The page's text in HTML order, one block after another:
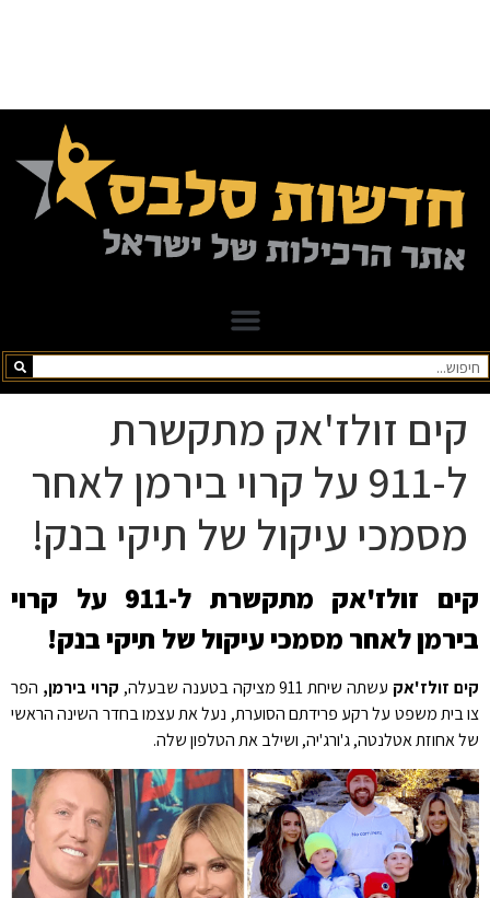
קים זולז'אק מתקשרת
ל-911 על קרוי בירמן לאחר
מסמכי עיקול של תיקי בנק!
קים זולז'אק מתקשרת ל-911 על קרוי
בירמן לאחר מסמכי עיקול של תיקי בנק!
קים זולז'אק עשתה שיחת 911 מציקה בטענה שבעלה, קרוי בירמן, הפר
צו בית משפט על רקע פרידתם הסוערת, נעל את עצמו בחדר השינה הראשי
של אחוזת אטלנטה, ג'ורג'יה, ושילב את הטלפון שלה.